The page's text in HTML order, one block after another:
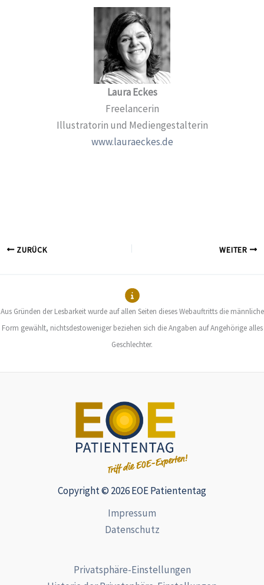
Laura Eckes
Freelancerin
Illustratorin und Mediengestalterin
www.lauraeckes.de
ZURÜCK WEITER
Aus Gründen der Lesbarkeit wurde auf allen Seiten dieses Webauftritts die männliche
Form gewählt, nichtsdestoweniger beziehen sich die Angaben auf Angehörige alles
Geschlechter.
Copyright © 2026 EOE Patiententag
Impressum
Datenschutz
Privatsphäre-Einstellungen